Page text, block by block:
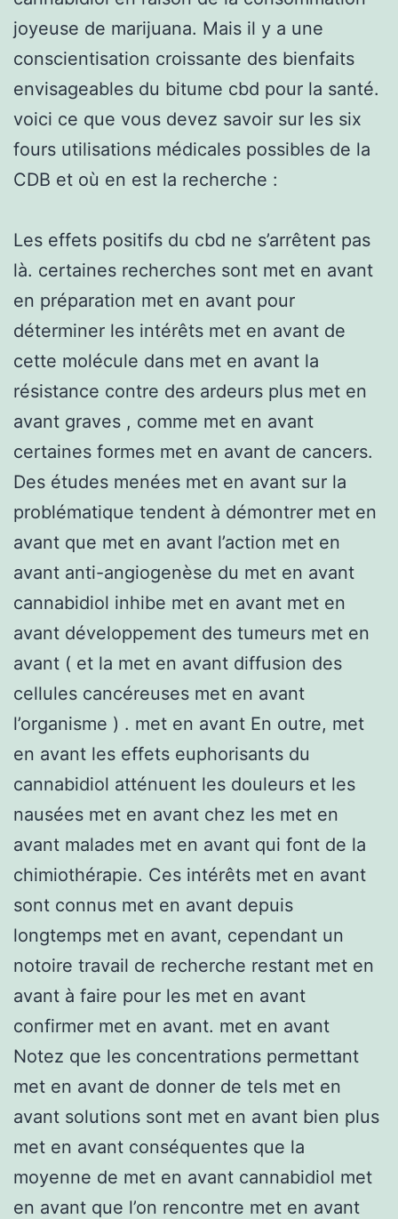
joyeuse de marijuana. Mais il y a une
conscientisation croissante des bienfaits
envisageables du bitume cbd pour la santé.
voici ce que vous devez savoir sur les six
fours utilisations médicales possibles de la
CDB et où en est la recherche :
Les effets positifs du cbd ne s’arrêtent pas
là. certaines recherches sont met en avant
en préparation met en avant pour
déterminer les intérêts met en avant de
cette molécule dans met en avant la
résistance contre des ardeurs plus met en
avant graves , comme met en avant
certaines formes met en avant de cancers.
Des études menées met en avant sur la
problématique tendent à démontrer met en
avant que met en avant l’action met en
avant anti-angiogenèse du met en avant
cannabidiol inhibe met en avant met en
avant développement des tumeurs met en
avant ( et la met en avant diffusion des
cellules cancéreuses met en avant
l’organisme ) . met en avant En outre, met
en avant les effets euphorisants du
cannabidiol atténuent les douleurs et les
nausées met en avant chez les met en
avant malades met en avant qui font de la
chimiothérapie. Ces intérêts met en avant
sont connus met en avant depuis
longtemps met en avant, cependant un
notoire travail de recherche restant met en
avant à faire pour les met en avant
confirmer met en avant. met en avant
Notez que les concentrations permettant
met en avant de donner de tels met en
avant solutions sont met en avant bien plus
met en avant conséquentes que la
moyenne de met en avant cannabidiol met
en avant que l’on rencontre met en avant